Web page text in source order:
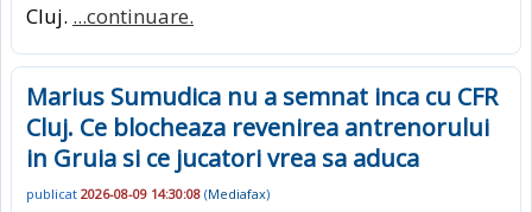
Cluj. ...continuare.
Marius Sumudica nu a semnat inca cu CFR
Cluj. Ce blocheaza revenirea antrenorului
in Gruia si ce jucatori vrea sa aduca
publicat 2026-08-09 14:30:08 (Mediafax)